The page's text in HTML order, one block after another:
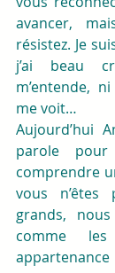
avancer,
résistez. Je
j’ai beau
m’entende,
me voit…
Aujourd’hui
parole
comprendre
vous
grands,
comme